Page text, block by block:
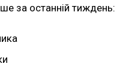
за останній тиждень: